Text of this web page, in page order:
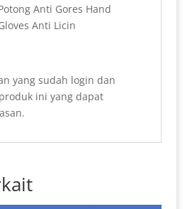
Anti Gores Hand
Anti Licin
yang sudah login dan
ini yang dapat